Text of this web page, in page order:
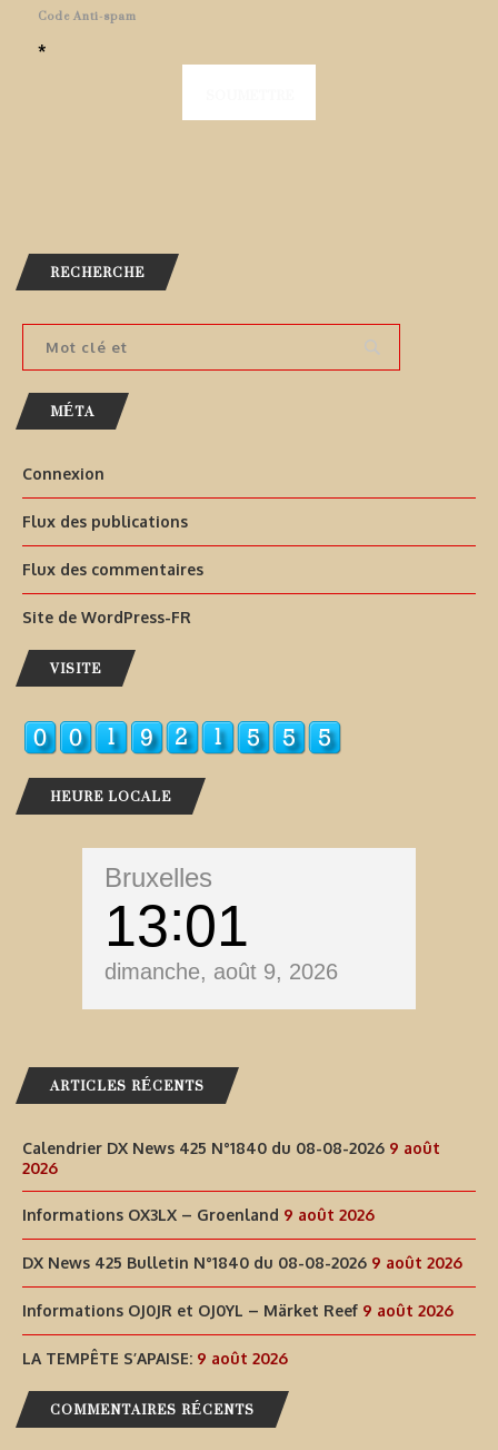
Code Anti-spam
*
RECHERCHE
MÉTA
Connexion
Flux des publications
Flux des commentaires
Site de WordPress-FR
VISITE
HEURE LOCALE
Bruxelles
13 01
dimanche, août 9, 2026
ARTICLES RÉCENTS
Calendrier DX News 425 N°1840 du 08-08-2026 9 août
2026
Informations OX3LX – Groenland 9 août 2026
DX News 425 Bulletin N°1840 du 08-08-2026 9 août 2026
Informations OJ0JR et OJ0YL – Märket Reef 9 août 2026
LA TEMPÊTE S’APAISE: 9 août 2026
COMMENTAIRES RÉCENTS